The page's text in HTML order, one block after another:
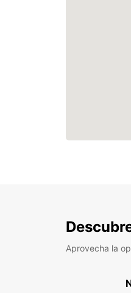
Aprovecha la